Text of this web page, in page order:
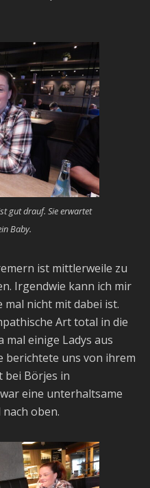
gut drauf. Sie erwartet
Baby.
ist mittlerweile zu
Irgendwie kann ich mir
mal nicht mit dabei ist.
Art total in die
mal einige Ladys aus
berichtete uns von ihrem
bei Börjes in
eine unterhaltsame
oben.